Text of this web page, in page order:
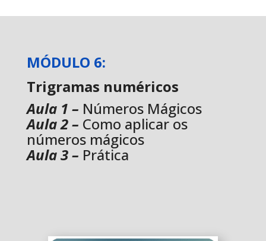
MÓDULO 6:
Trigramas numéricos
Aula 1 – Números Mágicos
Aula 2 – Como aplicar os
números mágicos
Aula 3 – Prática